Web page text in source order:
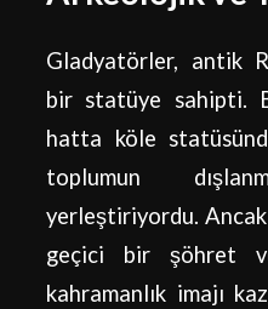
Gladyatörler, antik
bir statüye sahipti.
hatta köle
toplumun
yerleştiriyordu. Ancak
geçici bir şöhret
kahramanlık imajı